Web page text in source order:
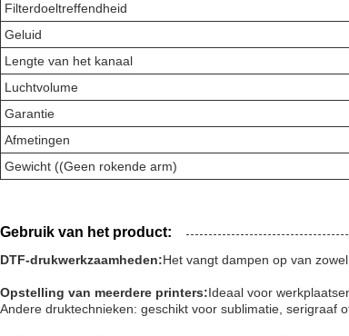
Filterdoeltreffendheid
Geluid
Lengte van het kanaal
Luchtvolume
Garantie
Afmetingen
Gewicht ((Geen rokende arm)
Gebruik van het product:
DTF-drukwerkzaamheden:Het vangt dampen op van
Opstelling van meerdere printers:Ideaal voor
Andere druktechnieken: geschikt voor sublimatie, serigraaf